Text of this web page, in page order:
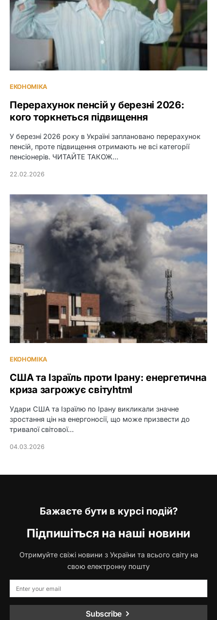
ЕКОНОМІКА
Перерахунок пенсій у березні 2026:
кого торкнеться підвищення
У березні 2026 року в Україні заплановано перерахунок
пенсій, проте підвищення отримають не всі категорії
пенсіонерів. ЧИТАЙТЕ ТАКОЖ…
22.02.2026
ЕКОНОМІКА
США та Ізраїль проти Ірану: енергетична
криза загрожує світуhtml
Удари США та Ізраїлю по Ірану викликали значне
зростання цін на енергоносії, що може призвести до
тривалої світової…
04.03.2026
Бажаєте бути в курсі подій?
Підпишіться на наші новини
Отримуйте свіжі новини з України та всього світу на
свою електронну пошту
Subscribe